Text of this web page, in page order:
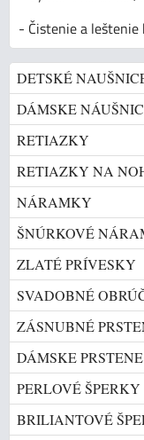
- Čistenie a
DETSKÉ
DÁMSKE
RETIAZKY
RETIAZKY NA
NÁRAMKY
ŠNÚRKOVÉ
ZLATÉ PRÍVESKY
SVADOBNÉ
ZÁSNUBNÉ
DÁMSKE PRSTENE
PERLOVÉ ŠPERKY
BRILIANTOVÉ